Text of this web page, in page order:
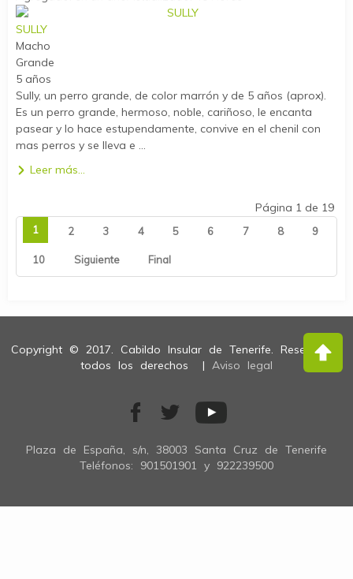
SULLY
Macho
Grande
5 años
Sully, un perro grande, de color marrón y de 5 años (aprox).
Es un perro grande, hermoso, noble, cariñoso, le encanta
pasear y lo hace estupendamente, convive en el chenil con
mas perros y se lleva e ...
Leer más...
Página 1 de 19
1 2 3 4 5 6 7 8 9
10 Siguiente Final
Copyright © 2017. Cabildo Insular de Tenerife. Reservados
todos los derechos | Aviso legal
Plaza de España, s/n, 38003 Santa Cruz de Tenerife
Teléfonos: 901501901 y 922239500